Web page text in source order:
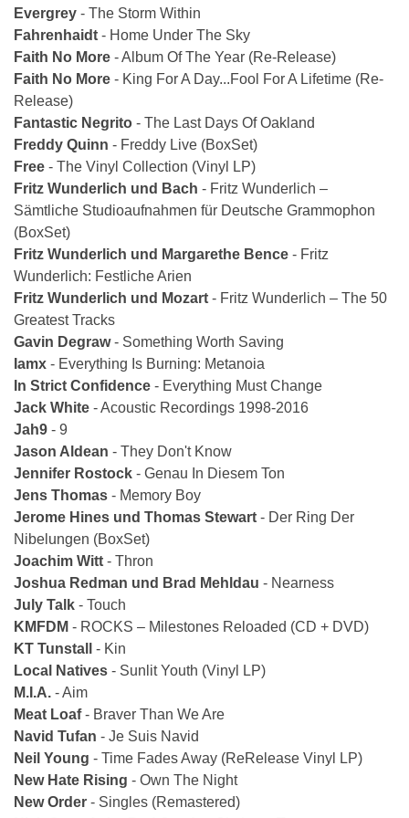
Evergrey - The Storm Within
Fahrenhaidt - Home Under The Sky
Faith No More - Album Of The Year (Re-Release)
Faith No More - King For A Day...Fool For A Lifetime (Re­-
Release)
Fantastic Negrito - The Last Days Of Oakland
Freddy Quinn - Freddy Live (Box­Set)
Free - The Vinyl Collection (Vinyl LP)
Fritz Wunderlich und Bach - Fritz Wunderlich –
Sämtliche Studioaufnahmen für Deutsche Grammophon
(Box­Set)
Fritz Wunderlich und Margarethe Bence - Fritz
Wunderlich: Festliche Arien
Fritz Wunderlich und Mozart - Fritz Wunderlich – The 50
Greatest Tracks
Gavin Degraw- Something Worth Saving
Iamx - Everything Is Burning: Metanoia
In Strict Confidence - Everything Must Change
Jack White - Acoustic Recordings 1998­-2016
Jah9 - 9
Jason Aldean - They Don't Know
Jennifer Rostock - Genau In Diesem Ton
Jens Thomas - Memory Boy
Jerome Hines und Thomas Stewart - Der Ring Der
Nibelungen (Box­Set)
Joachim Witt - Thron
Joshua Redman und Brad Mehldau - Nearness
July Talk - Touch
KMFDM - ROCKS – Milestones Reloaded (CD + DVD)
KT Tunstall
- Kin
Local Natives - Sunlit Youth (Vinyl LP)
M.I.A. - Aim
Meat Loaf- Braver Than We Are
Navid Tufan - Je Suis Navid
Neil Young - Time Fades Away (Re­Release Vinyl LP)
New Hate Rising - Own The Night
New Order - Singles (Remastered)